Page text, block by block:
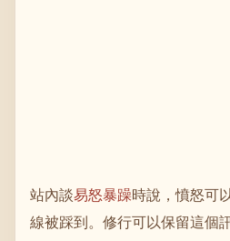
站內談易怒暴躁時說，憤怒可
線被踩到。修行可以保留這個